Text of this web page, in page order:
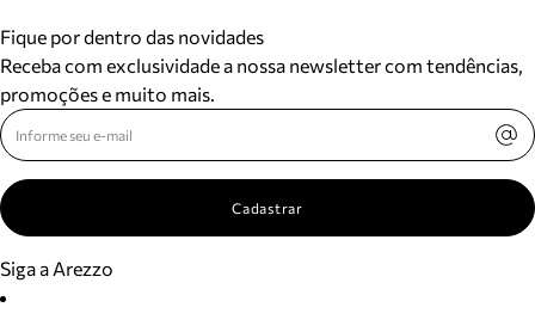
Fique por dentro das novidades
Receba com exclusividade a nossa newsletter com tendências,
promoções e muito mais.
Cadastrar
Siga a Arezzo